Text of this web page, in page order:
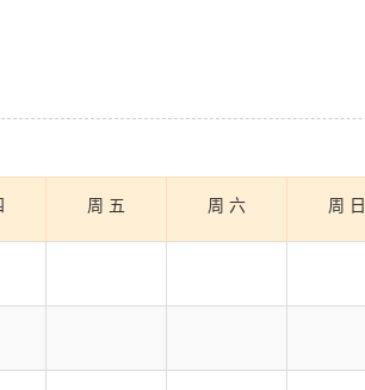
周 五 周 六 周 日